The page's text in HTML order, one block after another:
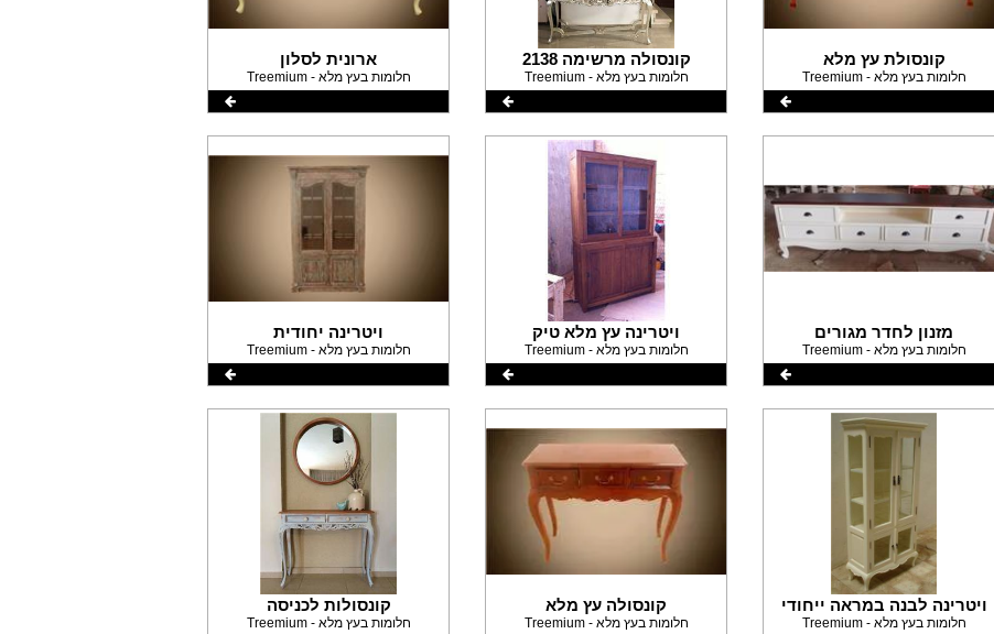
קונסולת עץ מלא
Treemium - חלומות בעץ מלא
מזנון לחדר מגורים
Treemium - חלומות בעץ מלא
ויטרינה לבנה במראה ייחודי
Treemium - חלומות בעץ מלא
קונסולה מרשימה 2138
Treemium - חלומות בעץ מלא
ויטרינה עץ מלא טיק
Treemium - חלומות בעץ מלא
קונסולה עץ מלא
Treemium - חלומות בעץ מלא
ארונית לסלון
Treemium - חלומות בעץ מלא
ויטרינה יחודית
Treemium - חלומות בעץ מלא
קונסולות לכניסה
Treemium - חלומות בעץ מלא